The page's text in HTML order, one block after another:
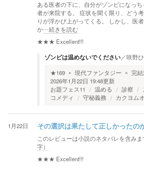
ある医者の下に、自分がゾンビになっ
者が来院する。 症状を聞く限り、どう
りが浮かび上がってくる。 しかし、医
か…続きを読む
★★★ Excellent!!!
ゾンビは温めないでください／咲野
★169 現代ファンタジー 完
2026年1月22日 19:48更新
お題フェス11
温める 診察
コメディ
守秘義務 カクヨム
1月22日 その選択は果たして正しかったの
このレビューは小説のネタバレを含みま
字）
★★★ Excellent!!!